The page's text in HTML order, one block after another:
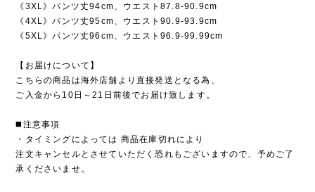
《3XL》パンツ丈94cm、ウエスト87.8-90.9cm
《4XL》パンツ丈95cm、ウエスト90.9-93.9cm
《5XL》パンツ丈96cm、ウエスト96.9-99.99cm
【お届けについて】
こちらの商品は海外店舗より直接発送となる為、
ご入金から10日～21日前後でお届け致します。
◼️注意事項
・タイミングによっては 商品在庫切れにより
注文キャンセルとさせていただく恐れもございますので、予めご了
承くださいませ。